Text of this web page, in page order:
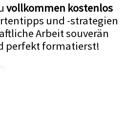
vollkommen kostenlos
und -strategien
Arbeit souverän
perfekt formatierst!